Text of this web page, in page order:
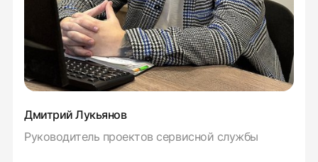
Дмитрий Лукьянов
Руководитель проектов сервисной службы